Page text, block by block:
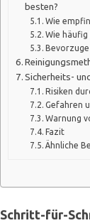
besten?
Wie
Wie
Sicherheits-
Risiken
Gefahren
Warnung
Fazit
Ähnliche
Schritt-für-